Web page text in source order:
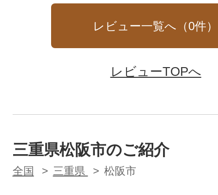
レビュー一覧へ（0件）
レビューTOPへ
三重県松阪市のご紹介
全国 三重県 松阪市